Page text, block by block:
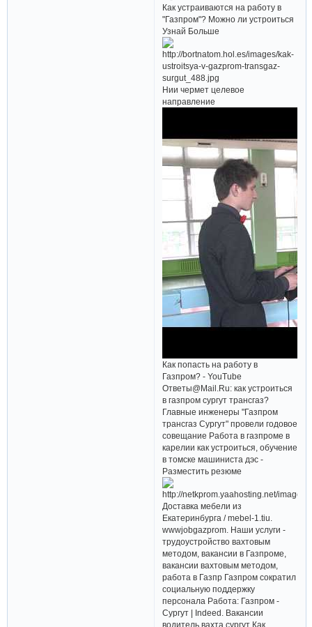
Как устраиваются на работу в
"Газпром"? Можно ли устроиться
Узнай Больше
Нии чермет целевое
направление
Как попасть на работу в
Газпром? - YouTube
Ответы@Mail.Ru: как устроиться
в газпром сургут трансгаз?
Главные инженеры "Газпром
трансгаз Сургут" провели годовое
совещание Работа в газпроме в
карелии как устроиться, обучение
в томске машиниста дэс -
Разместить резюме
Доставка мебели из
Екатеринбурга / mebel-1.tiu.
wwwjobgazprom. Наши услуги -
трудоустройство вахтовым
методом, вакансии в Газпроме,
вакансии вахтовым методом,
работа в Газпр Газпром сократил
социальную поддержку
персонала Работа: Газпром -
Сургут | Indeed. Вакансии
водитель вахта сургут Как